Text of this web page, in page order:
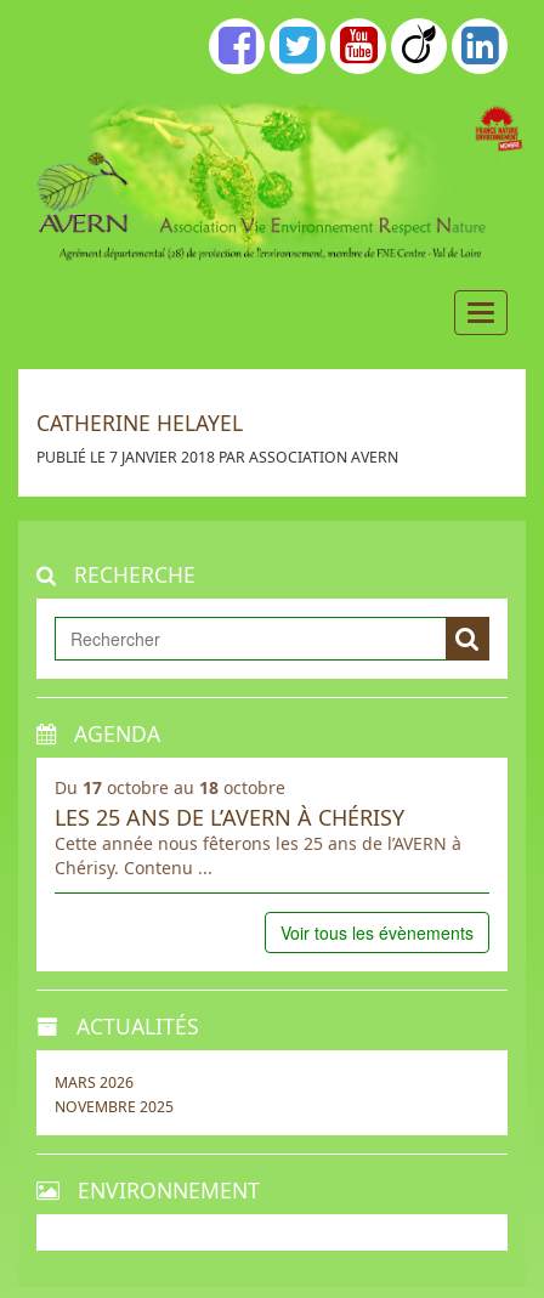
CATHERINE HELAYEL
PUBLIÉ LE 7 JANVIER 2018 PAR ASSOCIATION AVERN
RECHERCHE
AGENDA
Du 17 octobre au 18 octobre
LES 25 ANS DE L’AVERN À CHÉRISY
Cette année nous fêterons les 25 ans de l’AVERN à
Chérisy. Contenu ...
Voir tous les évènements
ACTUALITÉS
MARS 2026
NOVEMBRE 2025
ENVIRONNEMENT